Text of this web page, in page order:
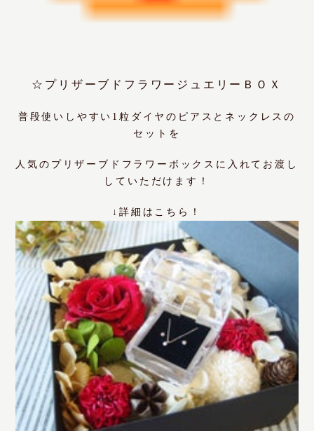
☆プリザーブドフラワージュエリーＢＯＸ
普段使いしやすい1粒ダイヤのピアスとネックレスの
セットを
人気のプリザーブドフラワーボックスに入れてお渡し
していただけます！
↓詳細はこちら！